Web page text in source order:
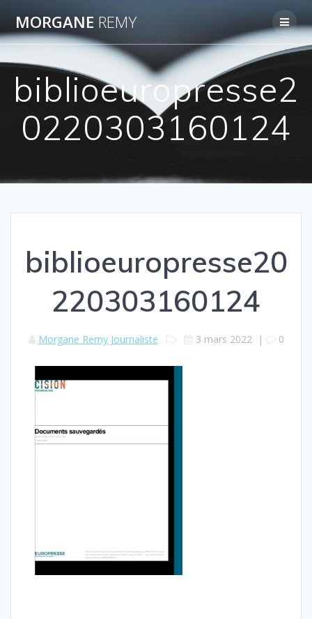
MORGANE REMY
biblioeuropresse2
0220303160124
biblioeuropresse20
220303160124
Morgane Remy Journaliste 3 mars 2022| 0